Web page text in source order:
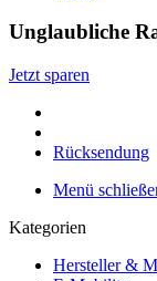
Unglaubliche
Jetzt sparen
Rücksendung
Menü
Kategorien
Hersteller &